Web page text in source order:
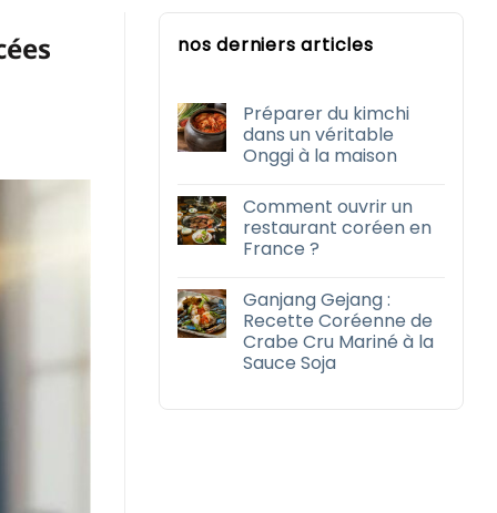
nos derniers articles
Préparer du kimchi
dans un véritable
Onggi à la maison
sur
Préparer
du
kimchi
véritable
Onggi
à
la
maison
Comment ouvrir un
restaurant coréen en
France ?
sur
Comment
ouvrir
un
restaurant
coréen
?
Ganjang Gejang :
Recette Coréenne de
Crabe Cru Mariné à la
Sauce Soja
sur